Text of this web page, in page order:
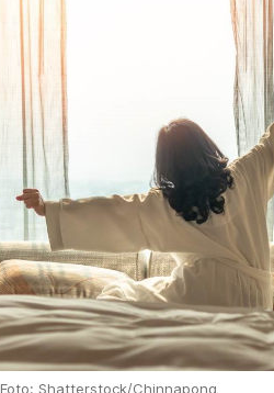
Foto: Shatterstock/Chinnapong